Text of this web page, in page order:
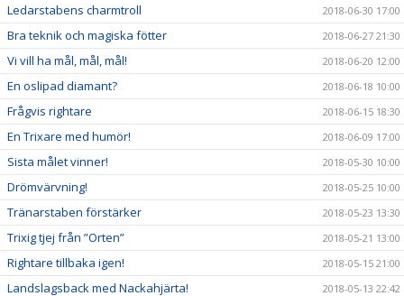
Ledarstabens charmtroll 2018-06-30 17:00
Bra teknik och magiska fötter 2018-06-27 21:30
Vi vill ha mål, mål, mål! 2018-06-20 12:00
En oslipad diamant? 2018-06-18 10:00
Frågvis rightare 2018-06-15 18:30
En Trixare med humör! 2018-06-09 17:00
Sista målet vinner! 2018-05-30 10:00
Drömvärvning! 2018-05-25 10:00
Tränarstaben förstärker 2018-05-23 13:30
Trixig tjej från ”Orten” 2018-05-21 13:00
Rightare tillbaka igen! 2018-05-15 21:00
Landslagsback med Nackahjärta! 2018-05-13 22:42